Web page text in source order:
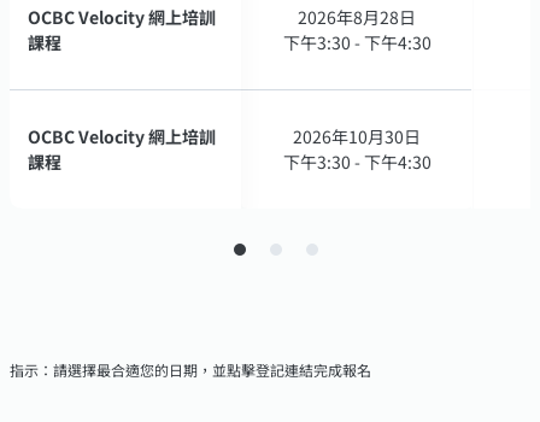
OCBC Velocity 網上培訓
課程
OCBC Velocity 網上培訓
課程
2026年8月28日
下午3:30 - 下午4:30
2026年10月30日
下午3:30 - 下午4:30
OCBC Velocity 網上培訓
課程
OCBC Velocity 網上培訓
課程
2026年8月28日
下午3:30 - 下午4:30
2026年10月30日
下午3:30 - 下午4:30
指示：請選擇最合適您的日期，並點擊登記連結完成報名